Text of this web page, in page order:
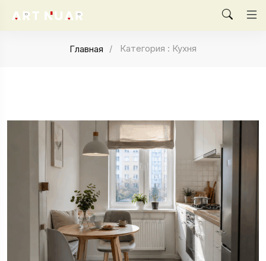
Главная Категория : Кухня